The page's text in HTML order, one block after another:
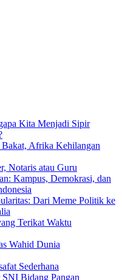
Kita Menjadi Sipir
Afrika Kehilangan
Notaris atau Guru
Kampus, Demokrasi, dan
Dari Meme Politik ke
Terikat Waktu
Wahid Dunia
Sederhana
Bidang Pangan